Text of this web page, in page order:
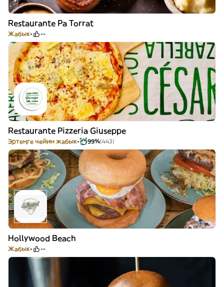
Restaurante Pa Torrat
Жабык --
Restaurante Pizzeria Giuseppe
Эртеңге чейин жабык 99%(443)
Hollywood Beach
Жабык --